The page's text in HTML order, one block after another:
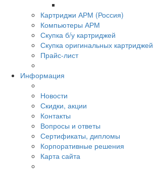
Картриджи АРМ (Россия)
Компьютеры АРМ
Скупка б/у картриджей
Скупка оригинальных картриджей
Прайс-лист
Информация
Новости
Скидки, акции
Контакты
Вопросы и ответы
Сертификаты, дипломы
Корпоративные решения
Карта сайта